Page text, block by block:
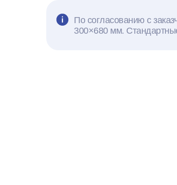
По согласованию с
300×680 мм.